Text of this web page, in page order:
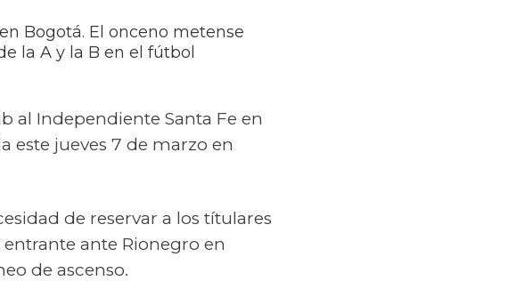
Bogotá. El onceno metense
la A y la B en el fútbol
al Independiente Santa Fe en
este jueves 7 de marzo en
de reservar a los títulares
ante Rionegro en
de ascenso.